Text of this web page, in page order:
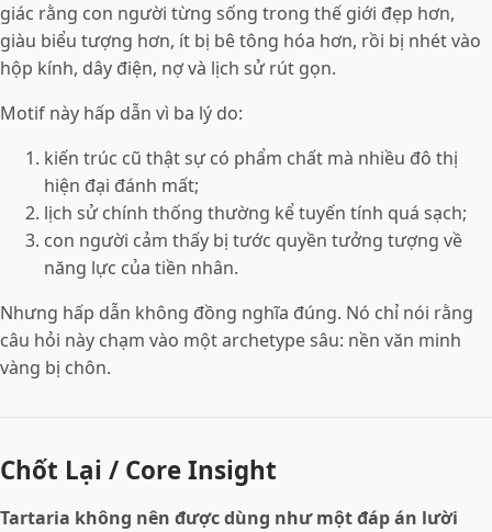
giác rằng con người từng sống trong thế giới đẹp hơn,
giàu biểu tượng hơn, ít bị bê tông hóa hơn, rồi bị nhét vào
hộp kính, dây điện, nợ và lịch sử rút gọn.
Motif này hấp dẫn vì ba lý do:
kiến trúc cũ thật sự có phẩm chất mà nhiều đô thị
hiện đại đánh mất;
lịch sử chính thống thường kể tuyến tính quá sạch;
con người cảm thấy bị tước quyền tưởng tượng về
năng lực của tiền nhân.
Nhưng hấp dẫn không đồng nghĩa đúng. Nó chỉ nói rằng
câu hỏi này chạm vào một archetype sâu: nền văn minh
vàng bị chôn.
Chốt Lại / Core Insight
Tartaria không nên được dùng như một đáp án lười